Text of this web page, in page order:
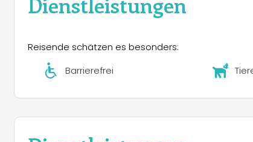
Möglichkeiten zum Reiten, was eine originelle Art
für naturnahe Erholung perfekt geeignet ist.
Reisende schätzen es besonders:
Barrierefrei